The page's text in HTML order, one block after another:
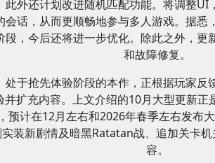
此外还计划改进随机匹配功能。将调整UI
会话，从而更顺畅地参与多人游戏。据悉
段，今后还将进一步优化。除此之外，更
和故障修复。
处于抢先体验阶段的本作，正根据玩家反
并扩充内容。上文介绍的10月大型更新正
预计在12月左右和2026年春季左右发布
装新剧情及暗黑Ratatan战、追加关卡
容。